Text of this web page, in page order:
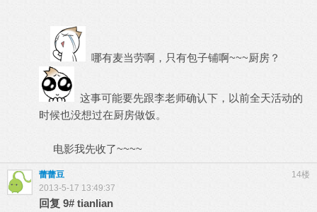
哪有麦当劳啊，只有包子铺啊~~~厨房？
这事可能要先跟李老师确认下，以前全天活动的
时候也没想过在厨房做饭。
电影我先收了~~~~
14楼
蕾蕾豆
2013-5-17 13:49:37
回复 9# tianlian